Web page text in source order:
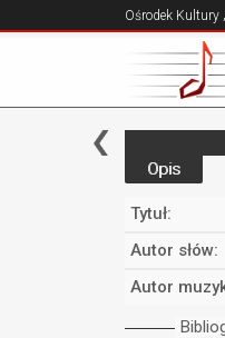
Ośrodek Kultury
Opis
Tytuł:
Autor słów:
Autor